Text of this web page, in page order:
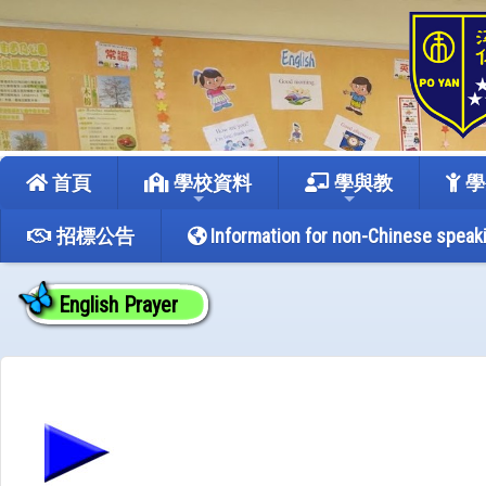
首頁 學校資料 學與教
招標公告 Information for non-Chinese
English Prayer